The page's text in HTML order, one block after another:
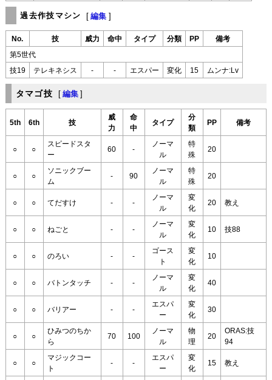
過去作技マシン [ 編集 ]
No. 技 威力 命中 タイプ 分類 PP 備考
第5世代
技19 テレキネシス - - エスパー 変化 15 ムンナ:Lv
タマゴ技 [ 編集 ]
5th 6th 技
威
力
命
中
タイプ
分
類
PP 備考
○ ○
スピードスタ
ー
60 -
ノーマ
ル
特
殊
20
○ ○
ソニックブー
ム
- 90
ノーマ
ル
特
殊
20
○ ○ てだすけ - -
ノーマ
ル
変
化
20 教え
○ ○ ねごと - -
ノーマ
ル
変
化
10 技88
○ ○ のろい - -
ゴース
ト
変
化
10
○ ○ バトンタッチ - -
ノーマ
ル
変
化
40
○ ○ バリアー - -
エスパ
ー
変
化
30
○ ○
ひみつのちか
ら
70 100
ノーマ
ル
物
理
20
ORAS:技
94
○ ○
マジックコー
ト
- -
エスパ
ー
変
化
15 教え